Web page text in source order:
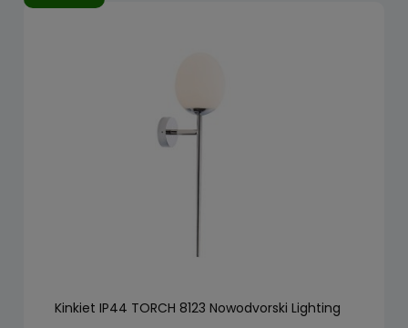
Kinkiet IP44 TORCH 8123 Nowodvorski Lighting